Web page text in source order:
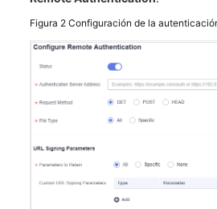
de
User-
Configuración
firma
Figura 2 Configuración de la